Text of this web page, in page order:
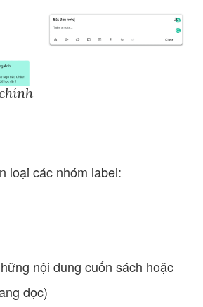
loại các nhóm label:
nội dung cuốn sách hoặc
đọc)